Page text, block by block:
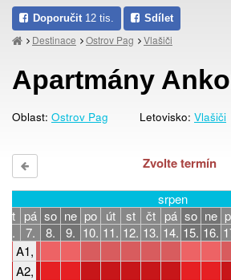
Doporučit 12 tis. Sdílet
Destinace Ostrov Pag Vlašiči
Apartmány
Oblast: Ostrov Pag Letovisko: Vlašiči
Zvolte termín
srpen
čt pá so ne po út st čt pá so ne
6.
7. 8. 9. 10. 11. 12. 13. 14. 15. 16.
A1, 2-3 osoby, 1 ložnice
A2, 4-6 osob, 2 ložnice